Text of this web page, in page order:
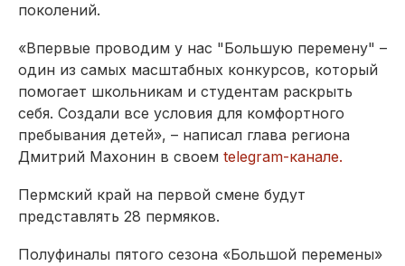
поколений.
«Впервые проводим у нас "Большую перемену" –
один из самых масштабных конкурсов, который
помогает школьникам и студентам раскрыть
себя. Создали все условия для комфортного
пребывания детей», – написал глава региона
Дмитрий Махонин в своем telegram-канале.
Пермский край на первой смене будут
представлять 28 пермяков.
Полуфиналы пятого сезона «Большой перемены»